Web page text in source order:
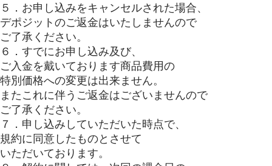
５．お申し込みをキャンセルされた場合、
デポジットのご返金はいたしませんので
ご了承ください。
６．すでにお申し込み及び、
ご入金を戴いております商品費用の
特別価格への変更は出来ません。
またこれに伴うご返金はございませんので
ご了承ください。
７．申し込みしていただいた時点で、
規約に同意したものとさせて
いただいております。